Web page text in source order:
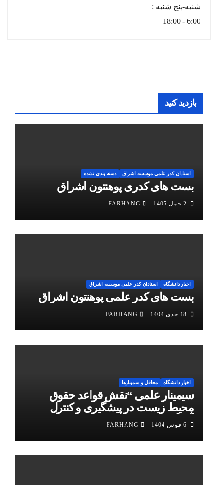
شنبه-پنج شنبه :
6:00 - 18:00
بازدید کنید
استادان کدر علمی موسسه اشراق دسته بندی نشده
بست های کدری پوهنتون اشراق
2 حمل 1405 FARHANG
اخبار دانشگاه استادان کدر علمی موسسه اشراق
بست های کدر علمی پوهنتون اشراق
18 جدی 1404 FARHANG
اخبار دانشگاه محافل و سمینارها
سیمینار علمی “نقش قواعد حقوق
محیط زیست در پیشگیری و کنترل
آلودگی هوا”
6 قوس 1404 FARHANG